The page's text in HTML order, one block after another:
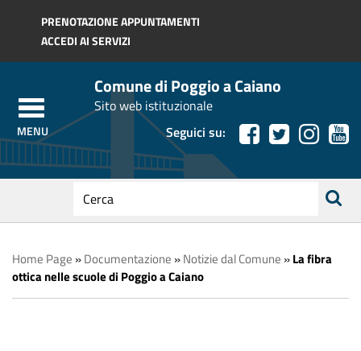
Regione Toscana
PRENOTAZIONE APPUNTAMENTI
ACCEDI AI SERVIZI
Comune di Poggio a Caiano
Sito web istituzionale
Seguici su:
testo
da
cercare
ricerca
Home Page »Documentazione »Notizie dal Comune »La fibra
ottica nelle scuole di Poggio a Caiano